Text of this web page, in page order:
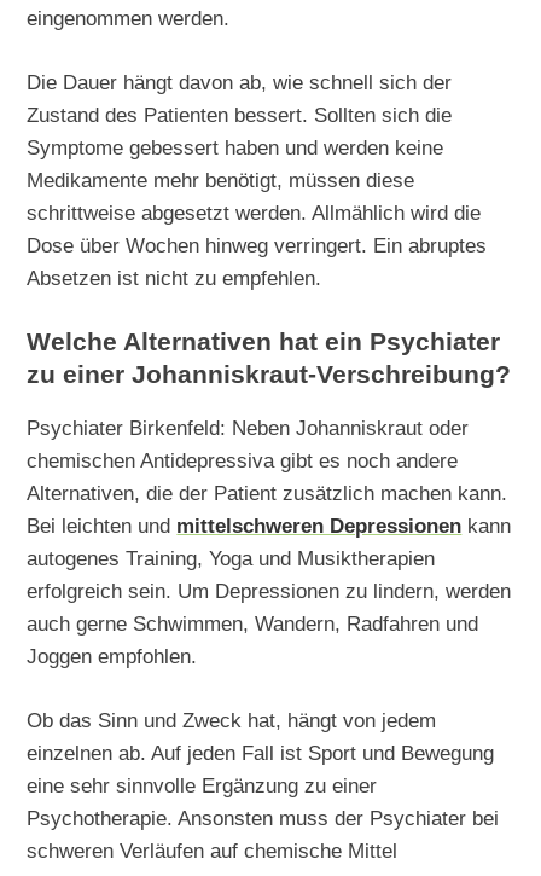
eingenommen werden.
Die Dauer hängt davon ab, wie schnell sich der
Zustand des Patienten bessert. Sollten sich die
Symptome gebessert haben und werden keine
Medikamente mehr benötigt, müssen diese
schrittweise abgesetzt werden. Allmählich wird die
Dose über Wochen hinweg verringert. Ein abruptes
Absetzen ist nicht zu empfehlen.
Welche Alternativen hat ein Psychiater
zu einer Johanniskraut-Verschreibung?
Psychiater Birkenfeld: Neben Johanniskraut oder
chemischen Antidepressiva gibt es noch andere
Alternativen, die der Patient zusätzlich machen kann.
Bei leichten und mittelschweren Depressionen kann
autogenes Training, Yoga und Musiktherapien
erfolgreich sein. Um Depressionen zu lindern, werden
auch gerne Schwimmen, Wandern, Radfahren und
Joggen empfohlen.
Ob das Sinn und Zweck hat, hängt von jedem
einzelnen ab. Auf jeden Fall ist Sport und Bewegung
eine sehr sinnvolle Ergänzung zu einer
Psychotherapie. Ansonsten muss der Psychiater bei
schweren Verläufen auf chemische Mittel